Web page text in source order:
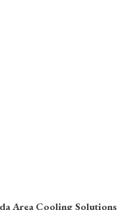
Area Cooling Solutions